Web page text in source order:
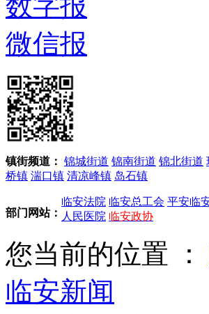
微信报
镇街频道： 锦城街道 锦南街道 锦北街道
桥镇 湍口镇 清凉峰镇 岛石镇
部门网站：
临安法院 临安总工会 平安临
人民医院 临安政协
您当前的位置 ：
临安新闻